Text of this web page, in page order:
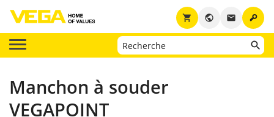
key
email
public
shopping_cart
Manchon à souder
VEGAPOINT